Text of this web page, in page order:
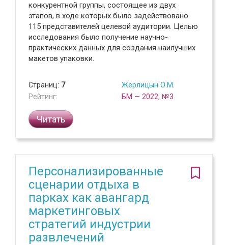
конкурентной группы, состоящее из двух
этапов, в ходе которых было задействовано
115 представителей целевой аудитории. Целью
исследования было получение научно-
практических данных для создания наилучших
макетов упаковки.
Страниц: 7
Рейтинг:
Жерлицын О.М.
БМ — 2022, №3
Читать
Персонализированные
сценарии отдыха в
парках как авангард
маркетинговых
стратегий индустрии
развлечений